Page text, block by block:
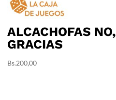
ALCACHOFAS NO,
GRACIAS
Bs.200,00